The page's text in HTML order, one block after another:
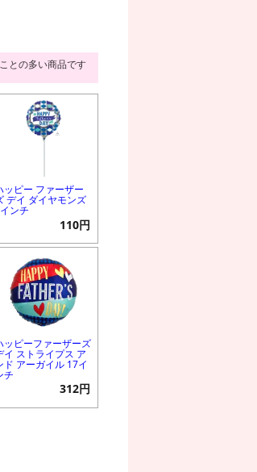
との多い商品です
ッピー ファーザー
デイ ダイヤモンズ
ンチ
110円
ッピーファーザーズ
イ ストライプス ア
ド アーガイル 17イ
チ
312円